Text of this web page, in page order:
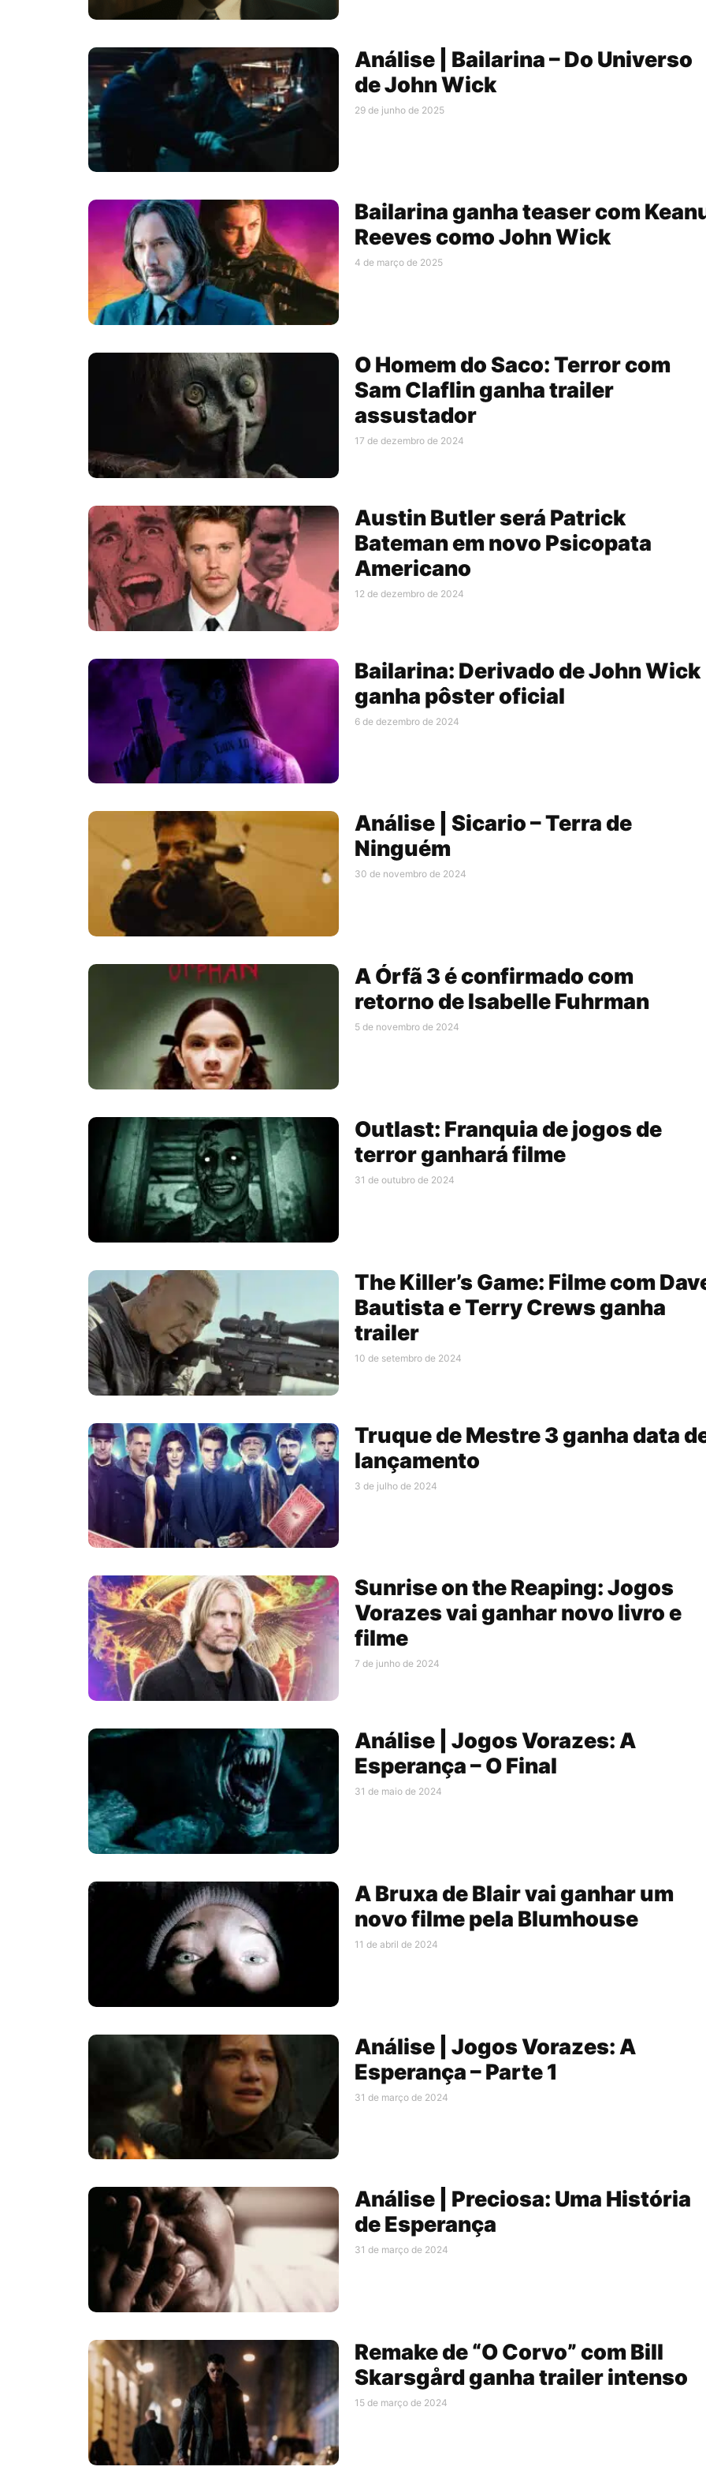
Análise | Bailarina – Do Universo
de John Wick
29 de junho de 2025
Bailarina ganha teaser com
Reeves como John Wick
4 de março de 2025
O Homem do Saco: Terror com
Sam Claflin ganha trailer
assustador
17 de dezembro de 2024
Austin Butler será Patrick
Bateman em novo Psicopata
Americano
12 de dezembro de 2024
Bailarina: Derivado de John Wick
ganha pôster oficial
6 de dezembro de 2024
Análise | Sicario – Terra de
Ninguém
30 de novembro de 2024
A Órfã 3 é confirmado com
retorno de Isabelle Fuhrman
5 de novembro de 2024
Outlast: Franquia de jogos de
terror ganhará filme
31 de outubro de 2024
The Killer’s Game: Filme com
Bautista e Terry Crews ganha
trailer
10 de setembro de 2024
Truque de Mestre 3 ganha data
lançamento
3 de julho de 2024
Sunrise on the Reaping: Jogos
Vorazes vai ganhar novo livro e
filme
7 de junho de 2024
Análise | Jogos Vorazes: A
Esperança – O Final
31 de maio de 2024
A Bruxa de Blair vai ganhar um
novo filme pela Blumhouse
11 de abril de 2024
Análise | Jogos Vorazes: A
Esperança – Parte 1
31 de março de 2024
Análise | Preciosa: Uma História
de Esperança
31 de março de 2024
Remake de “O Corvo” com Bill
Skarsgård ganha trailer intenso
15 de março de 2024